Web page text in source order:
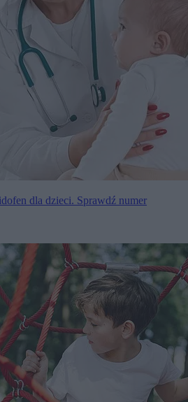
dla dzieci. Sprawdź numer